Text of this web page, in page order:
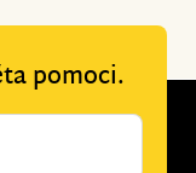
pomoci.